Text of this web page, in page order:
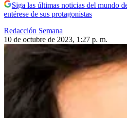
Siga las últimas noticias del mundo
entérese de sus protagonistas
Redacción Semana
10 de octubre de 2023, 1:27 p. m.